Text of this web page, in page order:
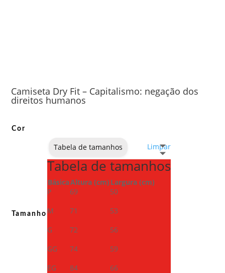
Camiseta Dry Fit – Capitalismo: negação dos
direitos humanos
Cor
Tamanho
Limpar
Tabela de tamanhos
Tabela de tamanhos
BásicaAltura (cm) Largura (cm)
P
69
50
M
71
53
G
72
56
GG
74
59
EG
84 66